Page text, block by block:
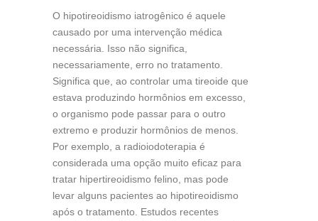
O hipotireoidismo iatrogênico é aquele
causado por uma intervenção médica
necessária. Isso não significa,
necessariamente, erro no tratamento.
Significa que, ao controlar uma tireoide que
estava produzindo hormônios em excesso,
o organismo pode passar para o outro
extremo e produzir hormônios de menos.
Por exemplo, a radioiodoterapia é
considerada uma opção muito eficaz para
tratar hipertireoidismo felino, mas pode
levar alguns pacientes ao hipotireoidismo
após o tratamento. Estudos recentes